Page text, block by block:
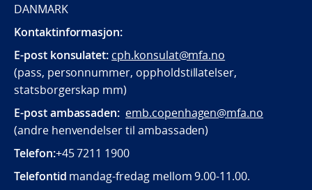
DANMARK
Kontaktinformasjon:
E-post konsulatet: cph.konsulat@mfa.no
(pass, personnummer, oppholdstillatelser,
statsborgerskap mm)
E-post ambassaden: emb.copenhagen@mfa.no
(andre henvendelser til ambassaden)
Telefon:+45 7211 1900
Telefontid mandag-fredag mellom 9.00-11.00.